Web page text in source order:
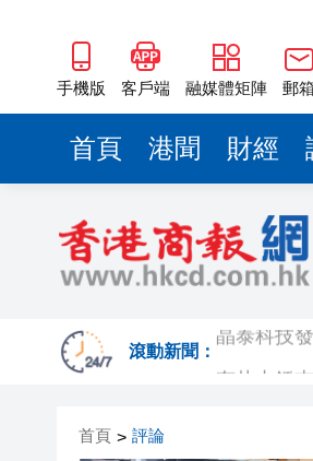
手機版 客戶端 融媒體矩陣 郵箱
首頁 港聞 財經
滾動新聞： 有片丨鍾
首頁 > 評論